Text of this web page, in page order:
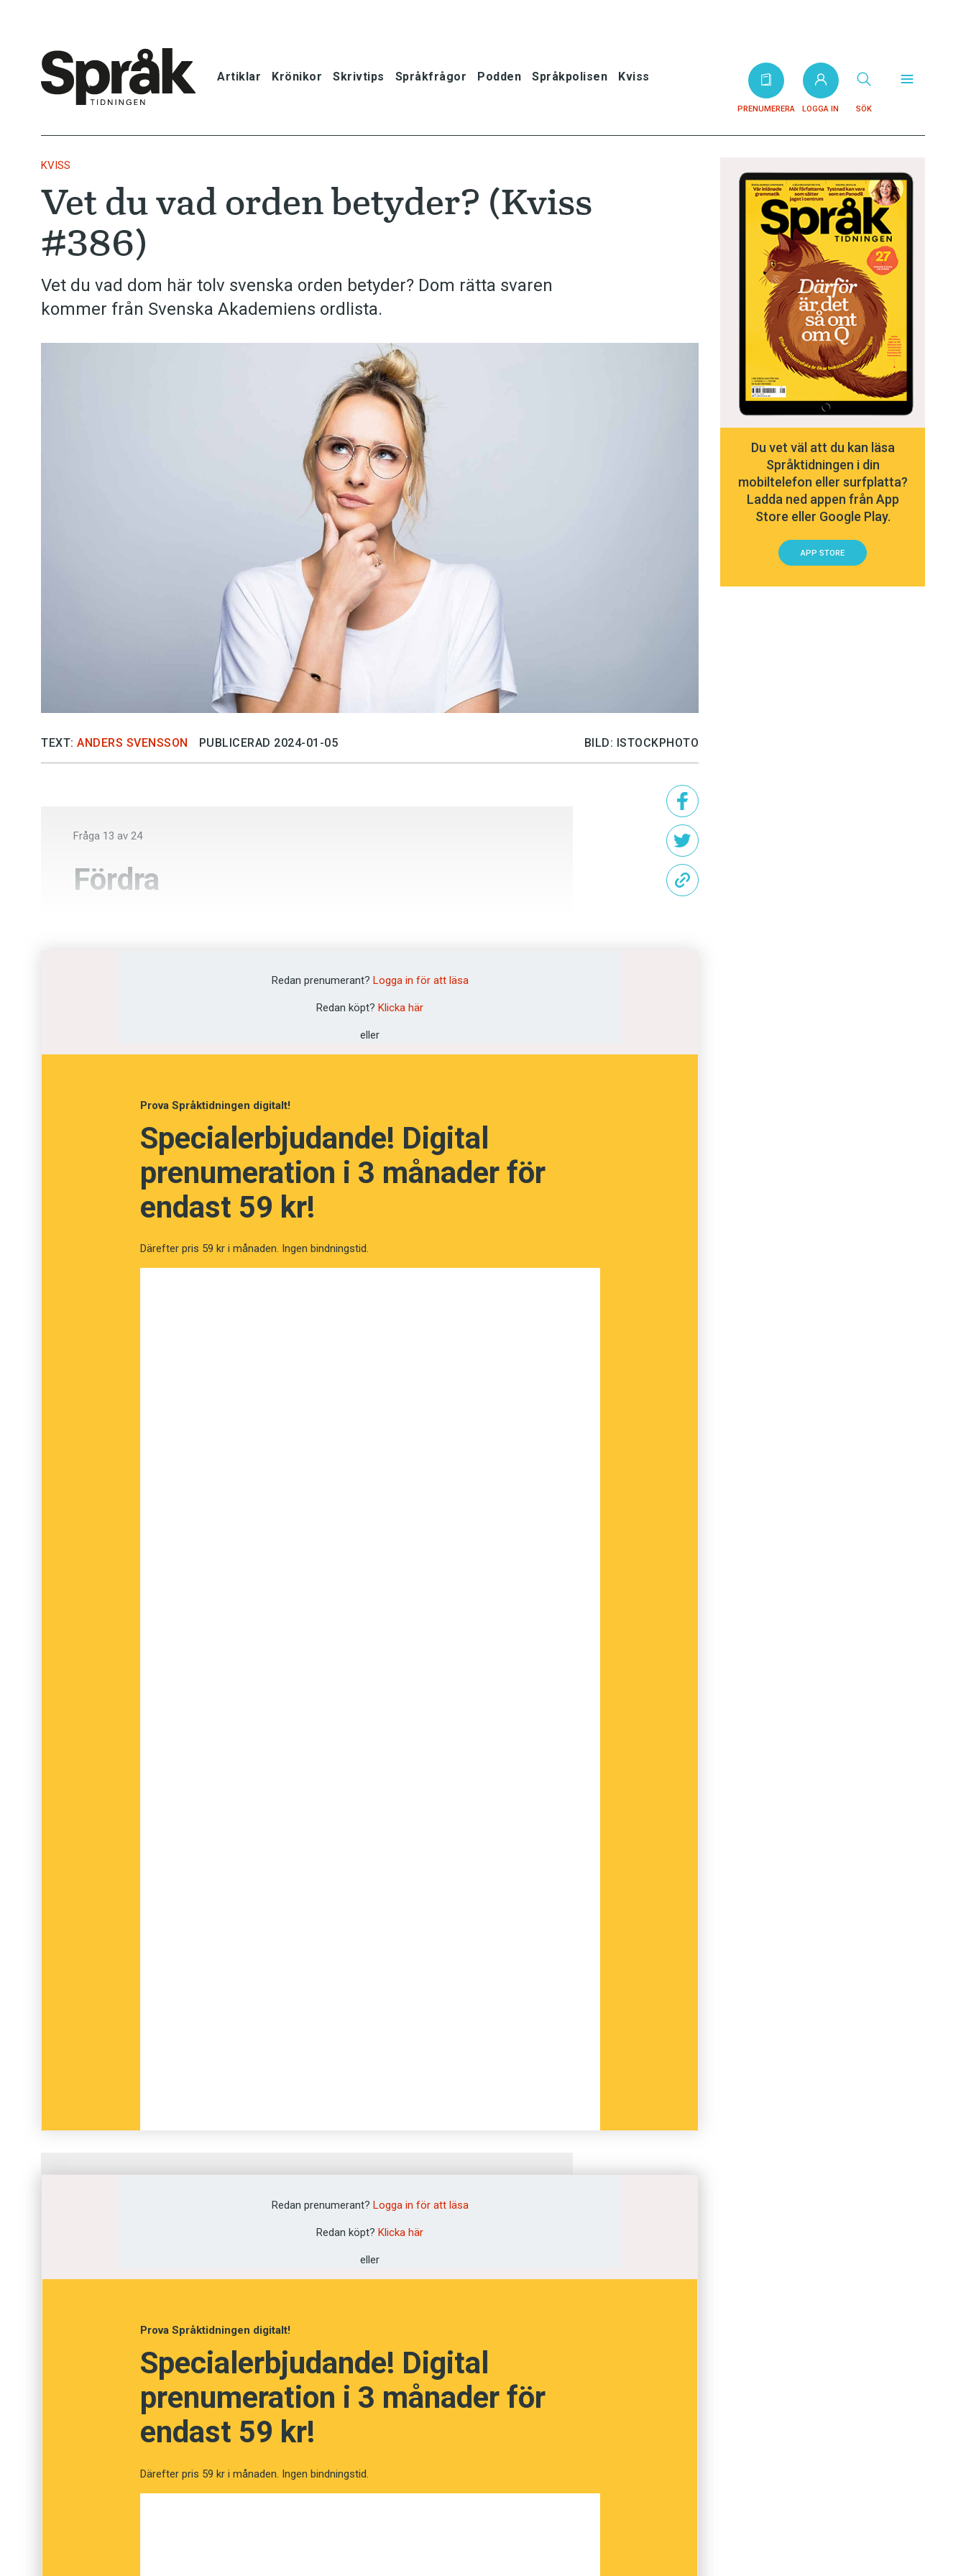
Artiklar Krönikor Skrivtips Språkfrågor Podden Språkpolisen Kviss
PRENUMERERA LOGGA IN SÖK
Krönikor
Skrivtips
Bokrecensioner
Anmäl till språkpolisen
Föreslå nyord
Annonsera
Prenumerera
Läs Språktidningen digitalt
Press
KVISS
Vet du vad orden betyder? (Kviss
#386)
Vet du vad dom här tolv svenska orden betyder? Dom rätta svaren
kommer från Svenska Akademiens ordlista.
TEXT: ANDERS SVENSSON PUBLICERAD 2024-01-05 BILD: ISTOCKPHOTO
Fråga 13 av 24
Fördra
Redan prenumerant? Logga in för att läsa
Redan köpt? Klicka här
eller
Prova Språktidningen digitalt!
Specialerbjudande! Digital
prenumeration i 3 månader för
endast 59 kr!
Därefter pris 59 kr i månaden. Ingen bindningstid.
Redan prenumerant? Logga in för att läsa
Redan köpt? Klicka här
eller
Prova Språktidningen digitalt!
Specialerbjudande! Digital
prenumeration i 3 månader för
endast 59 kr!
Därefter pris 59 kr i månaden. Ingen bindningstid.
Du vet väl att du kan läsa
Språktidningen i din
mobiltelefon eller surfplatta?
Ladda ned appen från App
Store eller Google Play.
APP STORE